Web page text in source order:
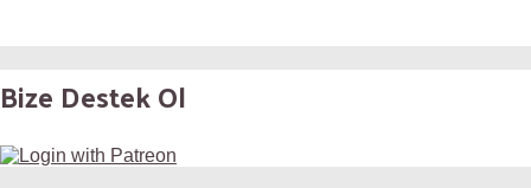
Bize Destek Ol